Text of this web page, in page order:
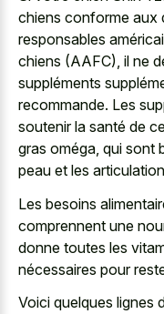
chiens conforme aux
responsables
chiens (AAFC), il ne
suppléments
recommande. Les
soutenir la santé de
gras oméga, qui sont
peau et les
Les besoins
comprennent une
donne toutes les
nécessaires pour
Voici quelques lignes